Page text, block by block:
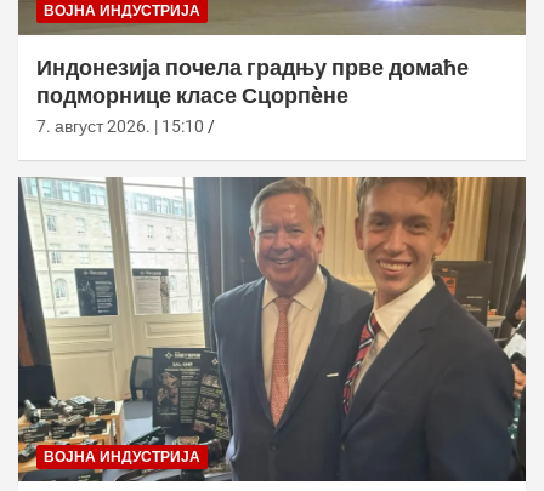
ВОЈНА ИНДУСТРИЈА
Индонезија почела градњу прве домаће
подморнице класе Сцорпèне
7. август 2026. | 15:10
ВОЈНА ИНДУСТРИЈА